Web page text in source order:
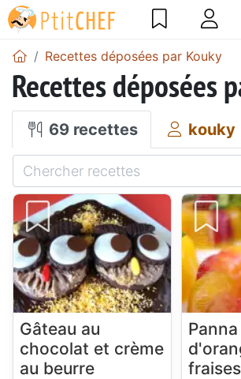
Recettes déposées par Kouky
Recettes déposées
69 recettes kouky
Gâteau au
chocolat et crème
au beurre
fraises